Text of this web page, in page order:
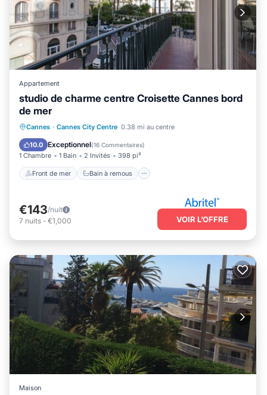
Appartement
studio de charme centre Croisette Cannes bord
de mer
Cannes · Cannes City Centre 0.38 mi au centre
10.0 Exceptionnel(16 Commentaires)
1 Chambre 1 Bain 2 Invités 398 pi²
Front de mer Bain à remous
Front de mer
Bain à remous
Cheminée/Chauffage
€143/nuit
7 nuits - €1,000 VOIR L’OFFRE
Maison